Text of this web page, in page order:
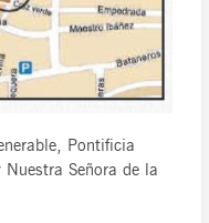
Pontificia
Señora de la